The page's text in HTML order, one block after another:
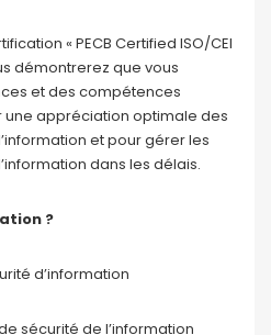
« PECB Certified ISO/CEI
démontrerez que vous
et des compétences
appréciation optimale des
et pour gérer les
dans les délais.
?
d’information
sécurité de l’information